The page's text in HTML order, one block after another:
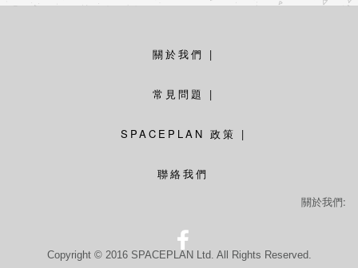
關於我們 |
常見問題 |
SPACEPLAN 政策 |
聯絡我們
關於我們:
Copyright © 2016 SPACEPLAN Ltd. All Rights Reserved.